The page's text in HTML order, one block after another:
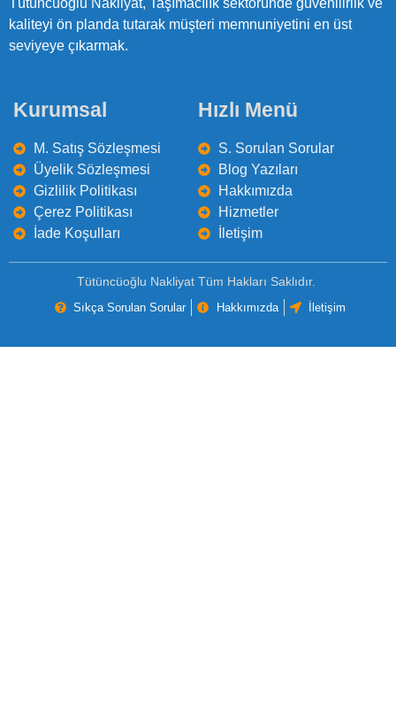
kaliteyi ön planda tutarak müşteri memnuniyetini en üst
seviyeye çıkarmak.
Kurumsal
M. Satış Sözleşmesi
Üyelik Sözleşmesi
Gizlilik Politikası
Çerez Politikası
İade Koşulları
Hızlı Menü
S. Sorulan Sorular
Blog Yazıları
Hakkımızda
Hizmetler
İletişim
Tütüncüoğlu Nakliyat Tüm Hakları Saklıdır.
Sıkça Sorulan Sorular Hakkımızda İletişim